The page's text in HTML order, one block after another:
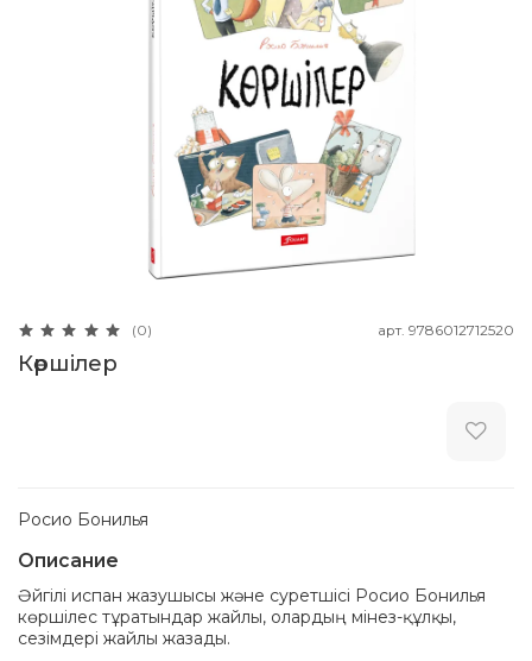
(0) арт. 9786012712520
Көршілер
Росио Бонилья
Описание
Әйгілі испан жазушысы және суретшісі Росио Бонилья
көршілес тұратындар жайлы, олардың мінез-құлқы,
сезімдері жайлы жазады.